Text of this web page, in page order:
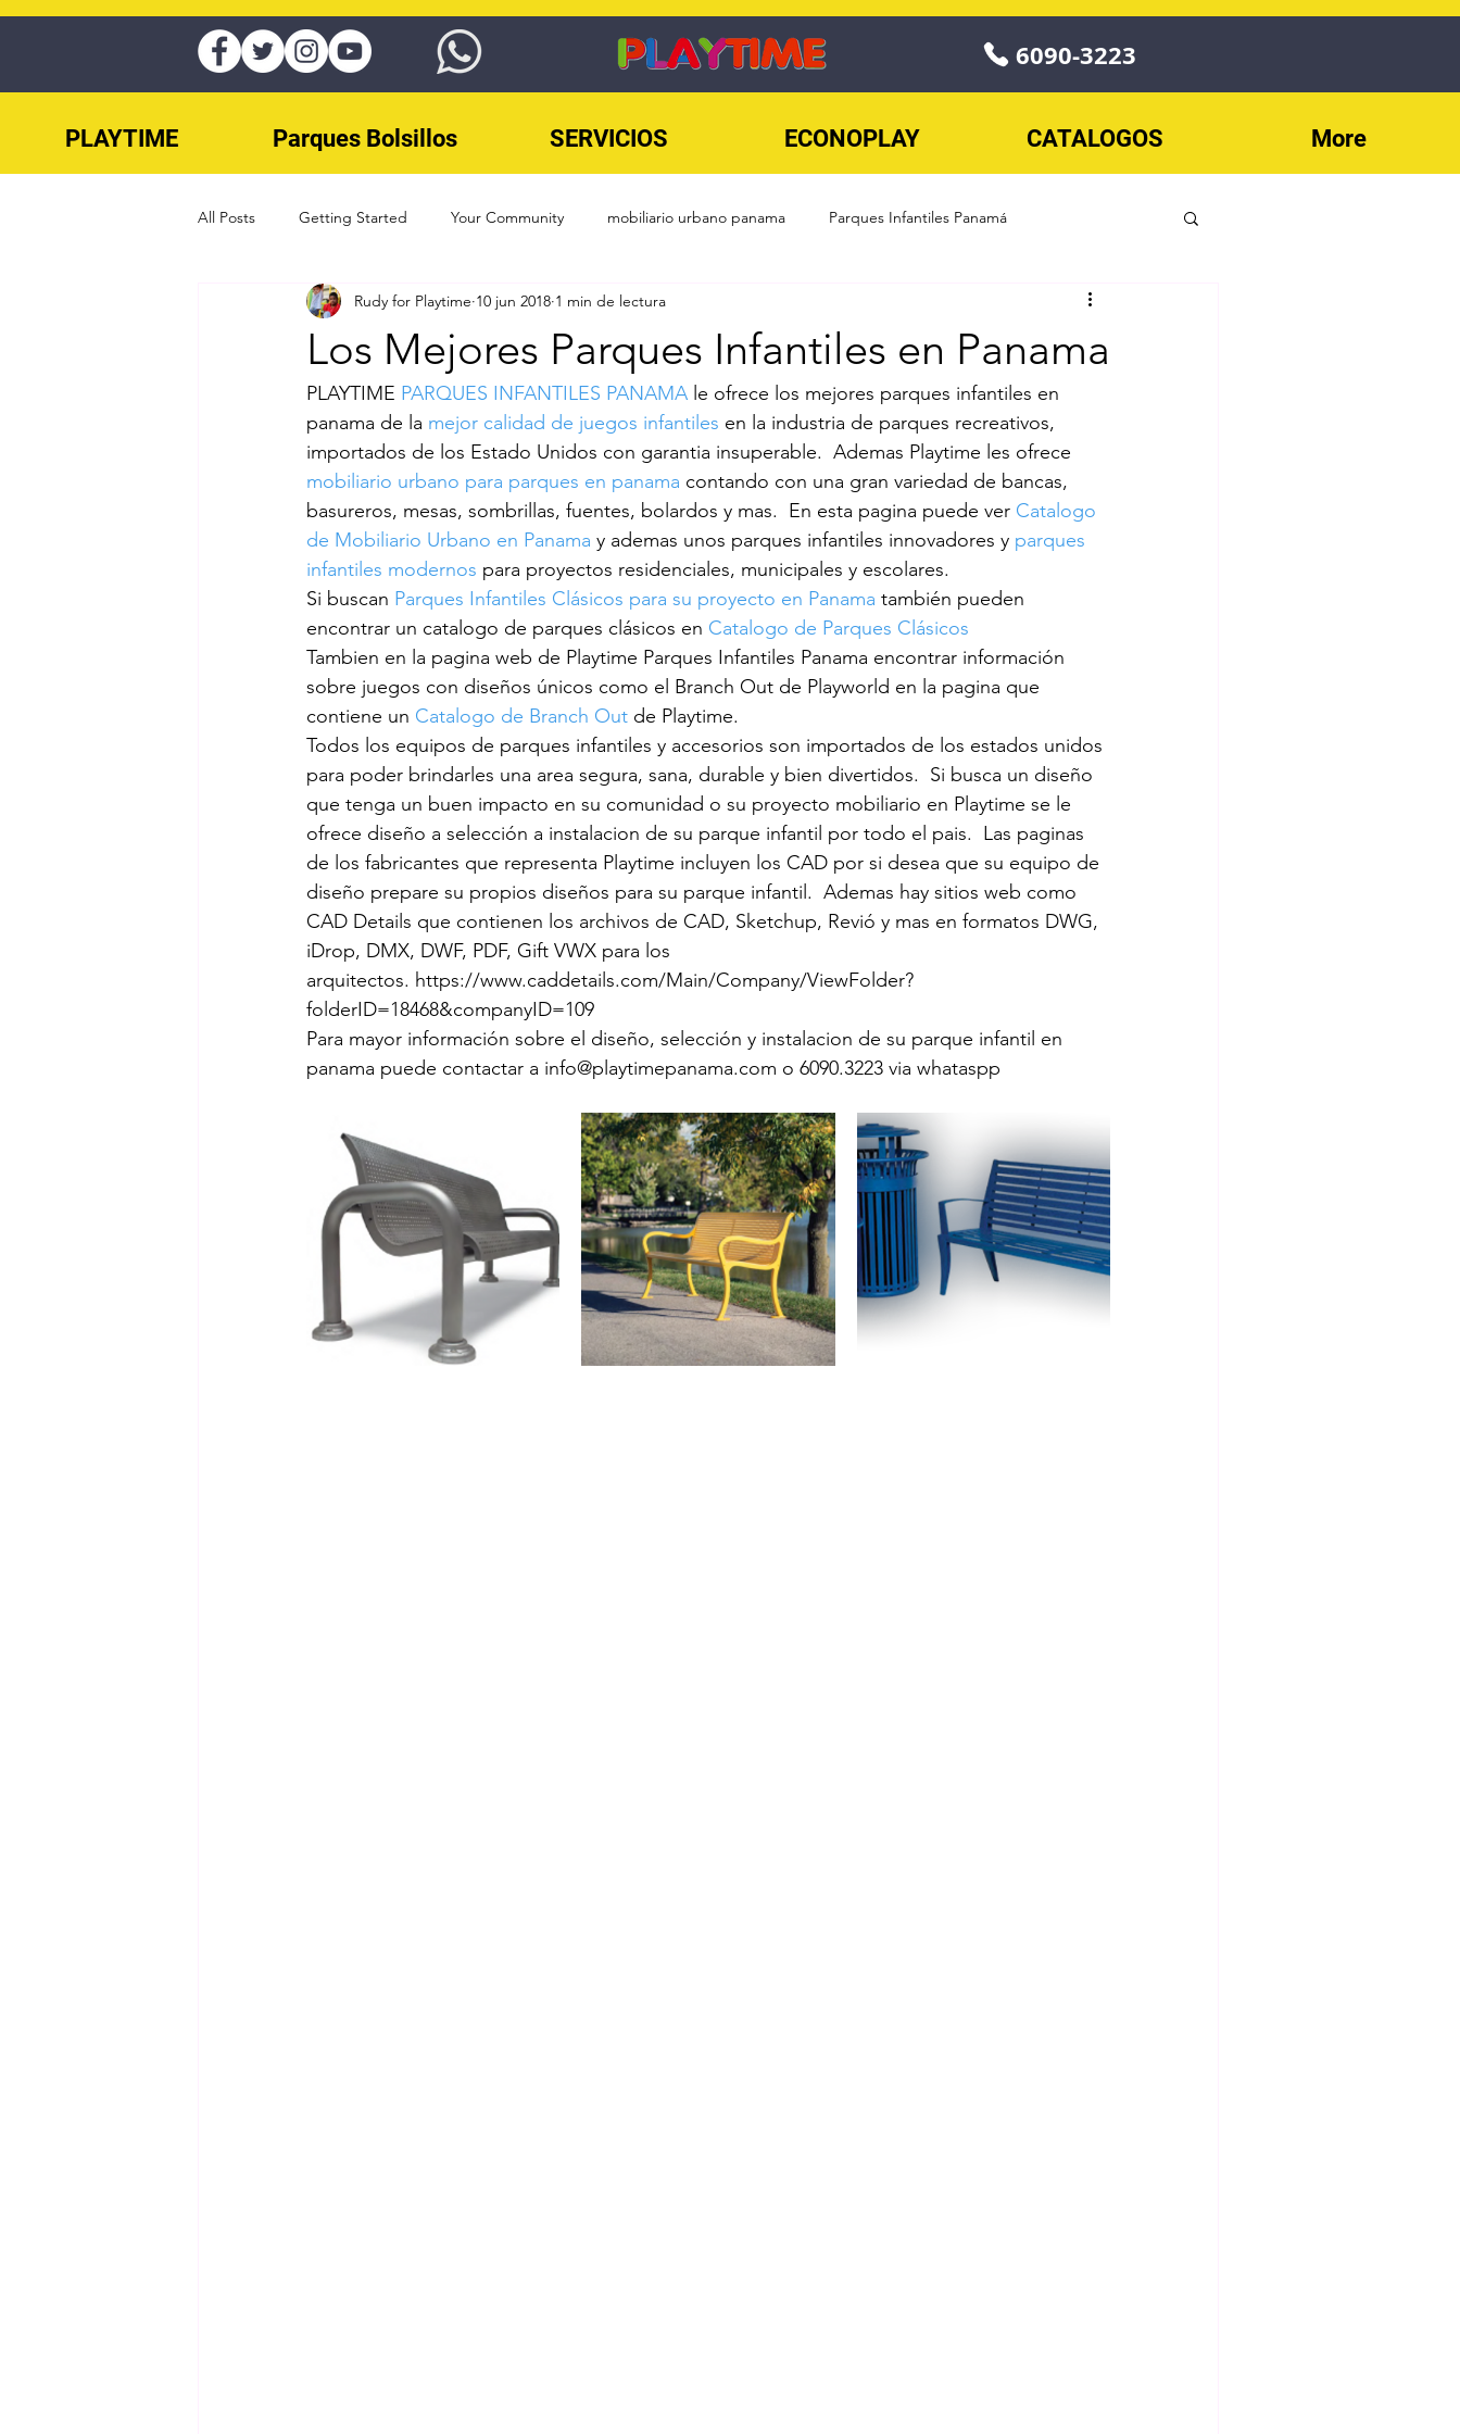
6090-3223
PLAYTIME Parques Bolsillos SERVICIOS ECONOPLAY CATALOGOS More
All Posts Getting Started Your Community mobiliario urbano panama Parques Infantiles Panamá
juegos para parques panama SKATEPARKS Sin categoría
Parques Infantiles panama Ejercicio al Aire Libre Mobiliario urbano Juegos infantiles Play ECONOPLAY
Skateparks Panama Splash Pads Panama Superficies de Parques diseño de parques infantiles
areas de recreación planificacion de parques infantiles superficies para parques parques caninos
selección de parques infantiles guia de parques infantiles beneficios de parques infantiles
Los Mejores Parques Infantiles en Panama
Rudy for Playtime 10 jun 2018 1 min de lectura
PLAYTIME PARQUES INFANTILES PANAMA le ofrece los mejores parques infantiles en
panama de la mejor calidad de juegos infantiles en la industria de parques recreativos,
importados de los Estado Unidos con garantia insuperable.  Ademas Playtime les ofrece
mobiliario urbano para parques en panama contando con una gran variedad de bancas,
basureros, mesas, sombrillas, fuentes, bolardos y mas.  En esta pagina puede ver Catalogo
de Mobiliario Urbano en Panama y ademas unos parques infantiles innovadores y parques
infantiles modernos para proyectos residenciales, municipales y escolares.
Si buscan Parques Infantiles Clásicos para su proyecto en Panama también pueden
encontrar un catalogo de parques clásicos en Catalogo de Parques Clásicos
Tambien en la pagina web de Playtime Parques Infantiles Panama encontrar información
sobre juegos con diseños únicos como el Branch Out de Playworld en la pagina que
contiene un Catalogo de Branch Out de Playtime.
Todos los equipos de parques infantiles y accesorios son importados de los estados unidos
para poder brindarles una area segura, sana, durable y bien divertidos.  Si busca un diseño
que tenga un buen impacto en su comunidad o su proyecto mobiliario en Playtime se le
ofrece diseño a selección a instalacion de su parque infantil por todo el pais.  Las paginas
de los fabricantes que representa Playtime incluyen los CAD por si desea que su equipo de
diseño prepare su propios diseños para su parque infantil.  Ademas hay sitios web como
CAD Details que contienen los archivos de CAD, Sketchup, Revió y mas en formatos DWG,
iDrop, DMX, DWF, PDF, Gift VWX para los
arquitectos. https://www.caddetails.com/Main/Company/ViewFolder?
folderID=18468&companyID=109
Para mayor información sobre el diseño, selección y instalacion de su parque infantil en
panama puede contactar a info@playtimepanama.com o 6090.3223 via whataspp